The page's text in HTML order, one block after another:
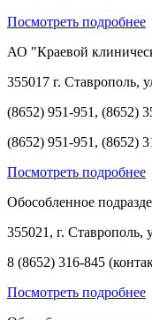
Посмотреть подробнее
АО "Краевой
355017 г. Ставрополь,
(8652) 951-951, (8652)
(8652) 951-951, (8652)
Посмотреть подробнее
Обособленное
355021, г. Ставрополь,
8 (8652) 316-845
Посмотреть подробнее